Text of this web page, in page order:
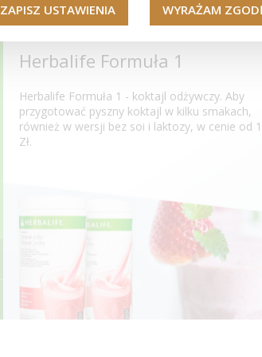
Herbalife Formuła 1
Herbalife Formuła 1 - koktajl odżywczy. Aby
przygotować pyszny koktajl w kilku smakach,
również w wersji bez soi i laktozy, w cenie od
Zł.
ZAPISZ USTAWIENIA WYRAŻAM